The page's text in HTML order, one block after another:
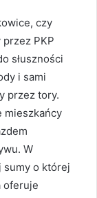
czy
PKP
słuszności
i sami
przez tory.
mieszkańcy
W
sumy o której
oferuje